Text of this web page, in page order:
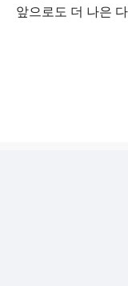
앞으로도 더 나은